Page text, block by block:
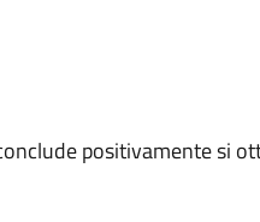
positivamente si